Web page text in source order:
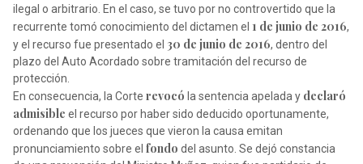
ilegal o arbitrario. En el caso, se tuvo por no controvertido que la
recurrente tomó conocimiento del dictamen el 1 de junio de 2016,
y el recurso fue presentado el 30 de junio de 2016, dentro del
plazo del Auto Acordado sobre tramitación del recurso de
protección.
En consecuencia, la Corte revocó la sentencia apelada y declaró
admisible el recurso por haber sido deducido oportunamente,
ordenando que los jueces que vieron la causa emitan
pronunciamiento sobre el fondo del asunto. Se dejó constancia